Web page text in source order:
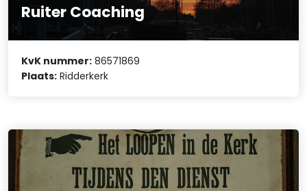
Ruiter Coaching
KvK nummer: 86571869
Plaats: Ridderkerk